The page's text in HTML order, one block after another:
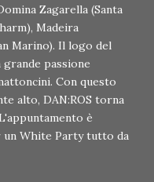
Zagarella (Santa
Madeira
Marino). Il logo del
passione
Con questo
alto, DAN:ROS torna
è
un White Party tutto da